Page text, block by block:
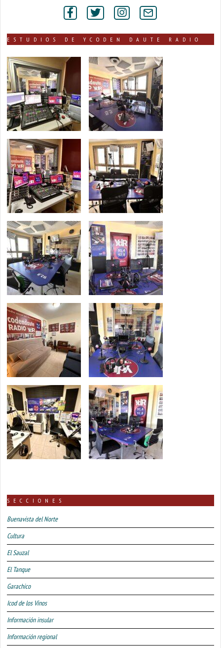
ESTUDIOS DE YCODEN DAUTE RADIO
SECCIONES
Buenavista del Norte
Cultura
El Sauzal
El Tanque
Garachico
Icod de los Vinos
Información insular
Información regional